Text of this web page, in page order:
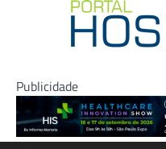
Publicidade